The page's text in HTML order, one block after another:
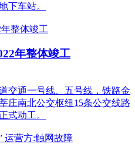
下车站。
年整体竣工
交通一号线、五号线，铁路金
庄南北公交枢纽15条公交线路
式动工。